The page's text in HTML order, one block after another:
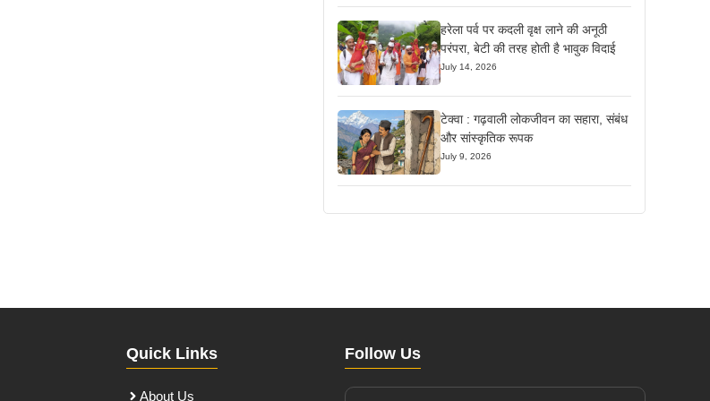
हरेला पर्व पर कदली वृक्ष लाने की अनूठी
परंपरा, बेटी की तरह होती है भावुक विदाई
July 14, 2026
टेक्वा : गढ़वाली लोकजीवन का सहारा, संबंध
और सांस्कृतिक रूपक
July 9, 2026
Quick Links
About Us
Follow Us